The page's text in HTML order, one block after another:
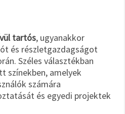
tartós, ugyanakkor
és részletgazdagságot
Széles választékban
színekben, amelyek
számára
és egyedi projektek